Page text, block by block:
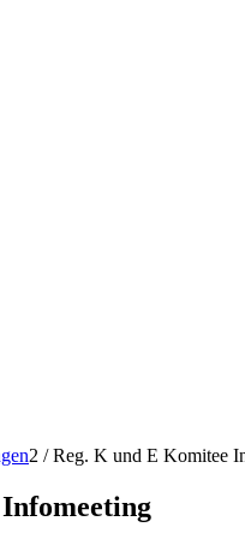
2 / Reg. K und E Komitee